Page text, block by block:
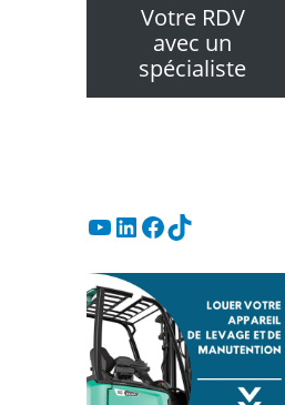
Votre RDV
avec un
spécialiste
YouTube
LinkedIn
Facebook
TikTok